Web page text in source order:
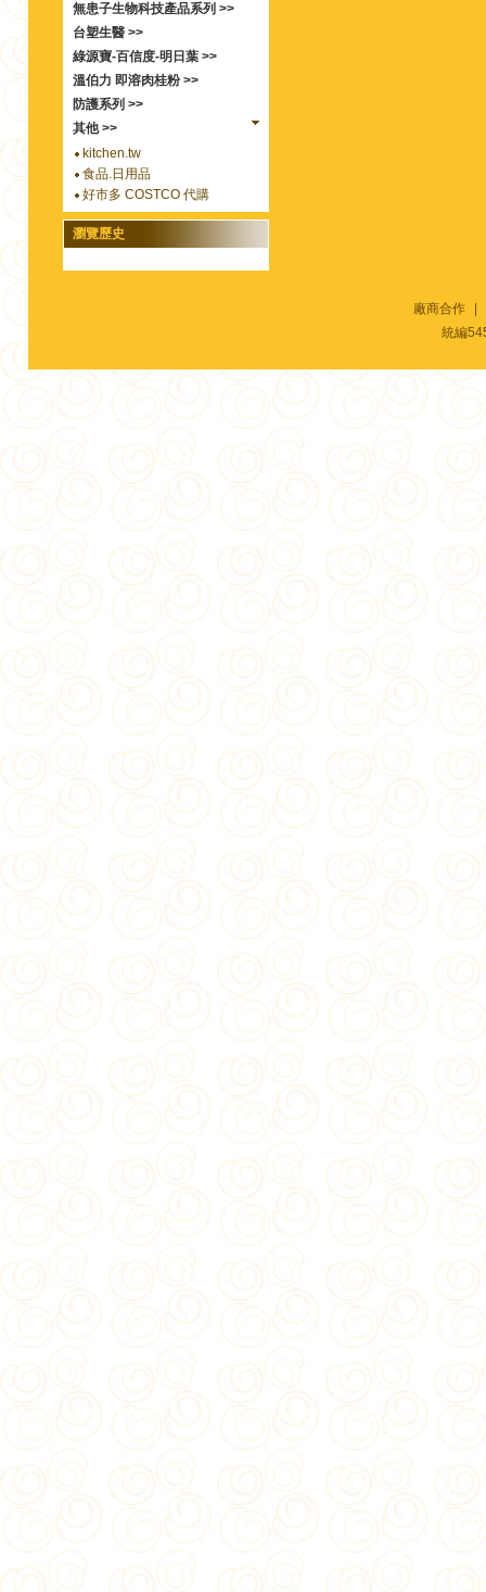
無患子生物科技產品系列 >>
台塑生醫 >>
綠源寶-百信度-明日葉 >>
溫伯力 即溶肉桂粉 >>
防護系列 >>
其他 >>
kitchen.tw
食品.日用品
好市多 COSTCO 代購
瀏覽歷史
廠商合作
統編